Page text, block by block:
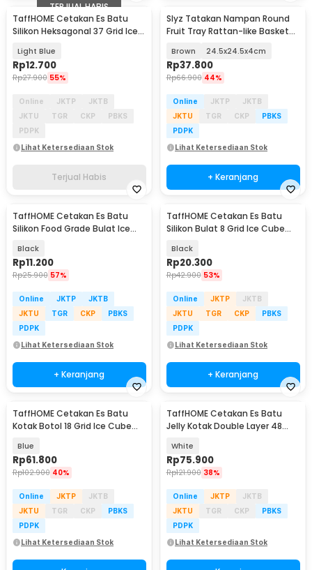
TERJUAL HABIS
TaffHOME Cetakan Es Batu
Silikon Heksagonal 37 Grid Ice
Light Blue
Rp12.700
Rp27.900 55%
Online JKTP
JKTB
JKTU
TGR CKP
PBKS
PDPK
Lihat Ketersediaan Stok
Terjual Habis
Slyz Tatakan Nampan Round
Fruit Tray Rattan-like Basket
Brown 24.5x24.5x4cm
Rp37.800
Rp66.900 44%
Online JKTP
JKTB
JKTU
TGR CKP
PBKS
PDPK
Lihat Ketersediaan Stok
+ Keranjang
TaffHOME Cetakan Es Batu
Silikon Food Grade Bulat Ice
Black
Rp11.200
Rp25.900 57%
Online JKTP
JKTB
JKTU
TGR CKP
PBKS
PDPK
Lihat Ketersediaan Stok
+ Keranjang
TaffHOME Cetakan Es Batu
Silikon Bulat 8 Grid Ice Cube
Black
Rp20.300
Rp42.900 53%
Online JKTP
JKTB
JKTU
TGR CKP
PBKS
PDPK
Lihat Ketersediaan Stok
+ Keranjang
TaffHOME Cetakan Es Batu
Kotak Botol 18 Grid Ice Cube
Blue
Rp61.800
Rp102.900 40%
Online JKTP
JKTB
JKTU
TGR CKP
PBKS
PDPK
Lihat Ketersediaan Stok
TaffHOME Cetakan Es Batu
Jelly Kotak Double Layer 48
White
Rp75.900
Rp121.900 38%
Online JKTP
JKTB
JKTU
TGR CKP
PBKS
PDPK
Lihat Ketersediaan Stok